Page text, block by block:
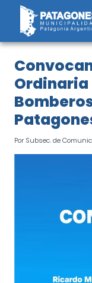
Saltar
contenido
Ordinaria
Por Subsec. de